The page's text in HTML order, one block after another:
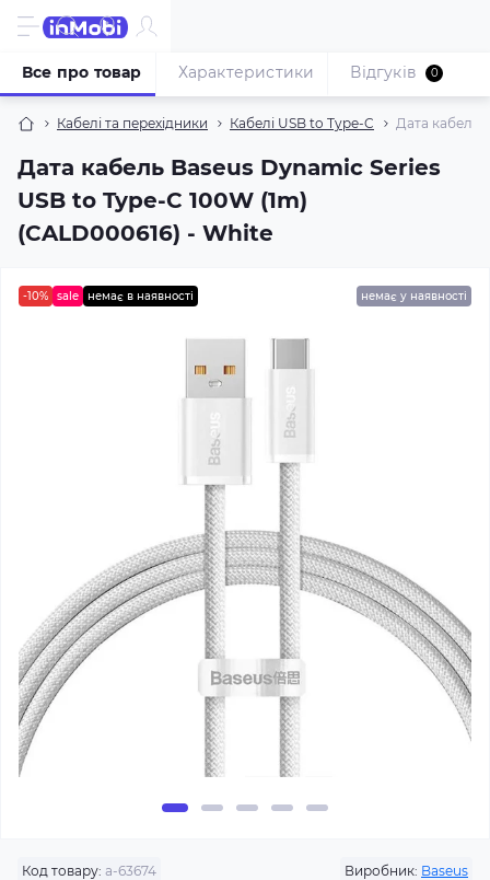
Кабелі та перехідники Кабелі USB to Type-C Дата кабель
Дата кабель Baseus Dynamic Series
USB to Type-C 100W (1m)
(CALD000616) - White
Все про товар Характеристики Відгуків 0
-10% sale немає в наявності немає у наявності
Код товару: a-63674 Виробник: Baseus